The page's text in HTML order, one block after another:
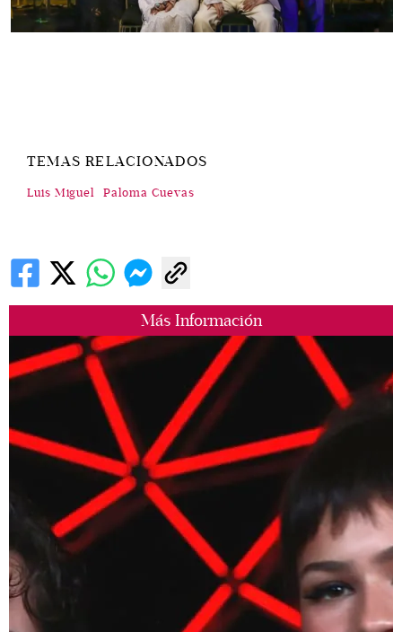
Más Información
TEMAS RELACIONADOS
Luis Miguel Paloma Cuevas